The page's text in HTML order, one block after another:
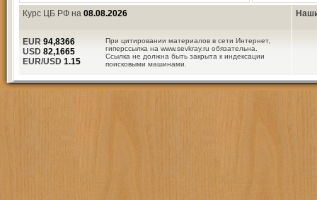
Курс ЦБ РФ на 08.08.2026
При цитировании материалов в сети Интернет,
гиперссылка на www.sevkray.ru обязательна.
Ссылка не должна быть закрыта к индексации
поисковыми машинами.
EUR 94,8366
USD 82,1665
EUR/USD 1.15